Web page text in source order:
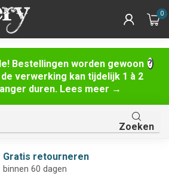
Bestellingen worden gewoon
verwerking kan tijdelijk 1 à 2
duren. Lees meer →
0
Zoeken
Gratis retourneren
binnen 60 dagen